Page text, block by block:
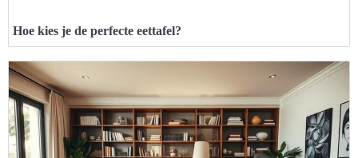
Hoe kies je de perfecte eettafel?